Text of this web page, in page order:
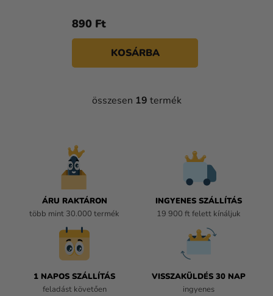
890 Ft
KOSÁRBA
L
összesen 19 termék
ÁRU RAKTÁRON
több mint 30.000 termék
INGYENES SZÁLLÍTÁS
19 900 ft felett kínáljuk
1 NAPOS SZÁLLÍTÁS
feladást követően
VISSZAKÜLDÉS 30 NAP
ingyenes